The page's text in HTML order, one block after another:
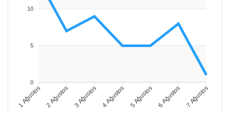
10
5
0
1 Ağustos 2 Ağustos 3 Ağustos 4 Ağustos 5 Ağustos 6 Ağustos 7 Ağustos